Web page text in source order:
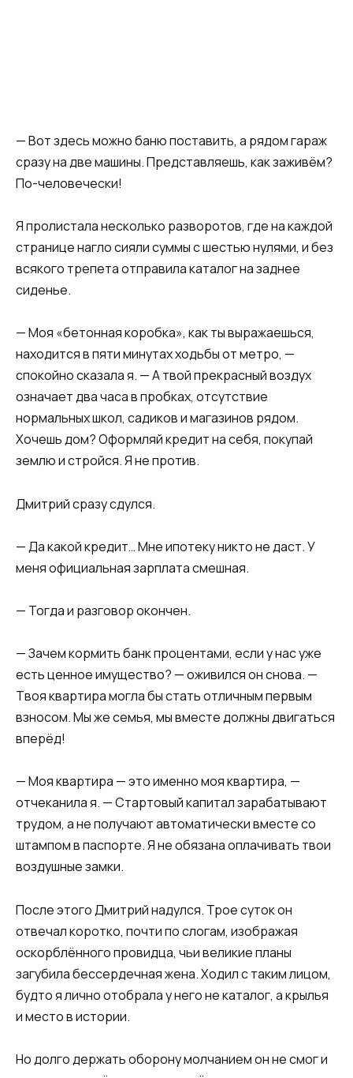
— Вот здесь можно баню поставить, а рядом гараж
сразу на две машины. Представляешь, как заживём?
По-человечески!
Я пролистала несколько разворотов, где на каждой
странице нагло сияли суммы с шестью нулями, и без
всякого трепета отправила каталог на заднее
сиденье.
— Моя «бетонная коробка», как ты выражаешься,
находится в пяти минутах ходьбы от метро, —
спокойно сказала я. — А твой прекрасный воздух
означает два часа в пробках, отсутствие
нормальных школ, садиков и магазинов рядом.
Хочешь дом? Оформляй кредит на себя, покупай
землю и стройся. Я не против.
Дмитрий сразу сдулся.
— Да какой кредит… Мне ипотеку никто не даст. У
меня официальная зарплата смешная.
— Тогда и разговор окончен.
— Зачем кормить банк процентами, если у нас уже
есть ценное имущество? — оживился он снова. —
Твоя квартира могла бы стать отличным первым
взносом. Мы же семья, мы вместе должны двигаться
вперёд!
— Моя квартира — это именно моя квартира, —
отчеканила я. — Стартовый капитал зарабатывают
трудом, а не получают автоматически вместе со
штампом в паспорте. Я не обязана оплачивать твои
воздушные замки.
После этого Дмитрий надулся. Трое суток он
отвечал коротко, почти по слогам, изображая
оскорблённого провидца, чьи великие планы
загубила бессердечная жена. Ходил с таким лицом,
будто я лично отобрала у него не каталог, а крылья
и место в истории.
Но долго держать оборону молчанием он не смог и